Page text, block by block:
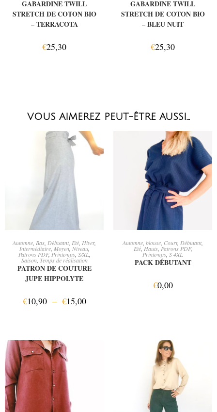
GABARDINE TWILL
STRETCH DE COTON BIO
– TERRACOTA
€25,30
GABARDINE TWILL
STRETCH DE COTON BIO
– BLEU NUIT
€25,30
VOUS AIMEREZ PEUT-ÊTRE AUSSI…
CHOIX DES OPTIONS
Automne Bas Débutant Eté Hiver,
Intermédiaire, Moyen, Niveau,
Patrons PDF,Printemps, S/XL,
Saison, Temps de réalisation
PATRON DE COUTURE
JUPE HIPPOLYTE
€10,90 – €15,00
AJOUTER AU PANIER
Automne blouse Court Débutant
Eté,Hauts, Patrons PDF,
Printemps S 4XL
PACK DÉBUTANT
€0,00